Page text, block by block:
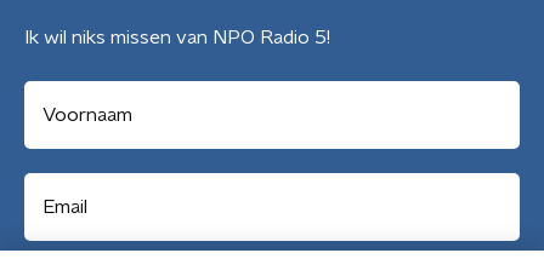
Ik wil niks missen van NPO Radio 5!